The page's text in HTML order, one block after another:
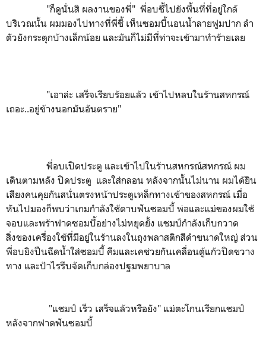
"ก็ดูนั่นสิ ผลงานของพี่" พี่อบชี้ไปยังพื้นที่ที่อยู่ใกล้
บริเวณนั้น ผมมองไปทางที่พี่ชี้ เห็นซอมบี้นอนน้ำลายฟูมปาก ลำ
ตัวยังกระตุกบ้างเล็กน้อย และมันก็ไม่มีที่ท่าจะเข้ามาทำร้ายเลย
"เอาล่ะ เสร็จเรียบร้อยแล้ว เข้าไปหลบในร้านสหกรณ์
เถอะ..อยู่ข้างนอกมันอันตราย"
พี่อบเปิดประตู และเข้าไปในร้านสหกรณ์สหกรณ์ ผม
เดินตามหลัง ปิดประตู และใส่กลอน หลังจากนั้นไม่นาน ผมได้ยิน
เสียงคนคุยกันสนั่นตรงหน้าประตูเหล็กทางเข้าของสหกรณ์ เมื่อ
หันไปมองก็พบว่าเกมกำลังใช้ดาบฟันซอมบี้ พ่อและแม่ของผมใช้
จอบและพร้าฟาดซอมบี้อย่างไม่หยุดยั้ง แชมป์กำลังเก็บกวาด
สิ่งของเครื่องใช้ที่มีอยู่ในร้านลงในถุงพลาสติกสีดำขนาดใหญ่ ส่วน
พี่อบยิงปืนฉีดน้ำใส่ซอมบี้ คีมและเคช่วยกันเคลื่อนตู้แก้วปิดขวาง
ทาง และป้าไรรีบจัดเก็บกล่องปฐมพยาบาล
"แชมป์ เร็ว เสร็จแล้วหรือยัง" แม่ตะโกนเรียกแชมป์
หลังจากฟาดฟันซอมบี้